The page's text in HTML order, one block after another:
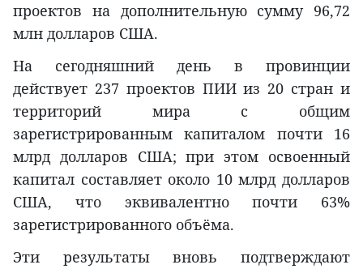
проектов на дополнительную сумму 96,72
млн долларов США.
На сегодняшний день в провинции
действует 237 проектов ПИИ из 20 стран и
территорий мира с общим
зарегистрированным капиталом почти 16
млрд долларов США; при этом освоенный
капитал составляет около 10 млрд долларов
США, что эквивалентно почти 63%
зарегистрированного объёма.
Эти результаты вновь подтверждают